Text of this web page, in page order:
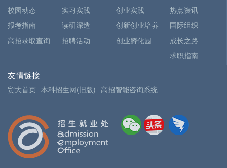
校园动态
报考指南
高招录取查询
实习实践
读研深造
招聘活动
创业实践
创新创业培养
创业孵化园
热点资讯
国际组织
成长之路
求职指南
友情链接
贸大首页 本科招生网(旧版) 高招智能咨询系统